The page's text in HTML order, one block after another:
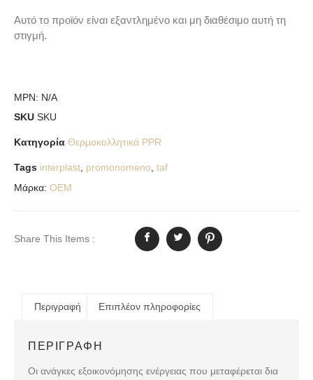
Αυτό το προϊόν είναι εξαντλημένο και μη διαθέσιμο αυτή τη
στιγμή.
MPN: N/A
SKU SKU
Κατηγορία Θερμοκολλητικά PPR
Tags interplast promonomeno taf
Μάρκα: OEM
Share This Items :
Περιγραφή Επιπλέον πληροφορίες
ΠΕΡΙΓΡΑΦΉ
Οι ανάγκες εξοικονόμησης ενέργειας που μεταφέρεται δια